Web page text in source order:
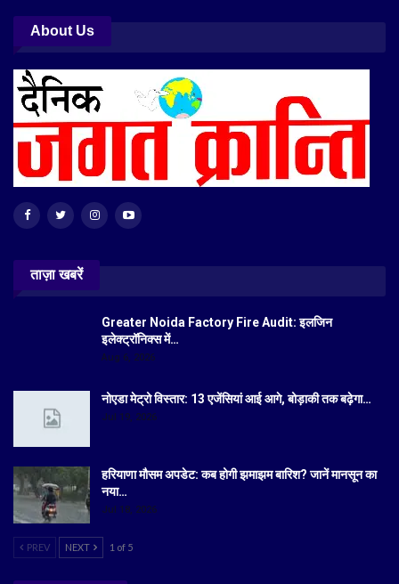
About Us
ताज़ा खबरें
Greater Noida Factory Fire Audit: इलजिन
इलेक्ट्रॉनिक्स में…
Aug 6, 2026
नोएडा मेट्रो विस्तार: 13 एजेंसियां आई आगे, बोड़ाकी तक बढ़ेगा…
Jul 19, 2026
हरियाणा मौसम अपडेट: कब होगी झमाझम बारिश? जानें मानसून का
नया…
Jul 18, 2026
PREV NEXT 1 of 5